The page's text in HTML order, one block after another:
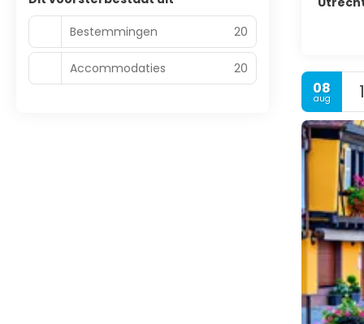
08
aug
Bestemmingen
20
Accommodaties 20